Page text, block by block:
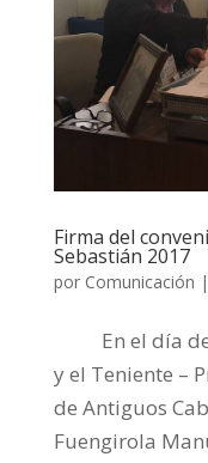
Firma del
Sebastián 2017
por Comunicación |
En el día de
y el Teniente –
de Antiguos
Fuengirola